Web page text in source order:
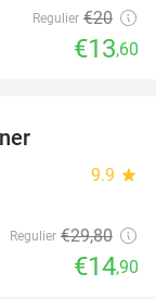
Regulier €20
€13,60
9.9 star
Regulier €29,80
€14,90